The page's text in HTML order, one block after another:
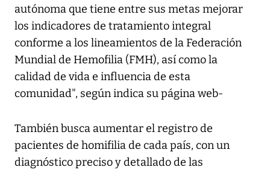
autónoma que tiene entre sus metas mejorar
los indicadores de tratamiento integral
conforme a los lineamientos de la Federación
Mundial de Hemofilia (FMH), así como la
calidad de vida e influencia de esta
comunidad", según indica su página web-
También busca aumentar el registro de
pacientes de homifilia de cada país, con un
diagnóstico preciso y detallado de las